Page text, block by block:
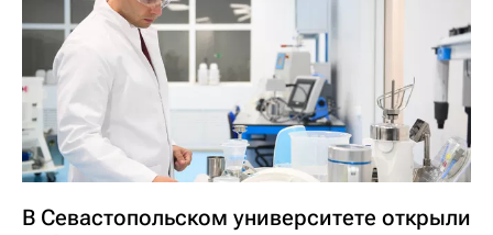
В Севастопольском университете открыли